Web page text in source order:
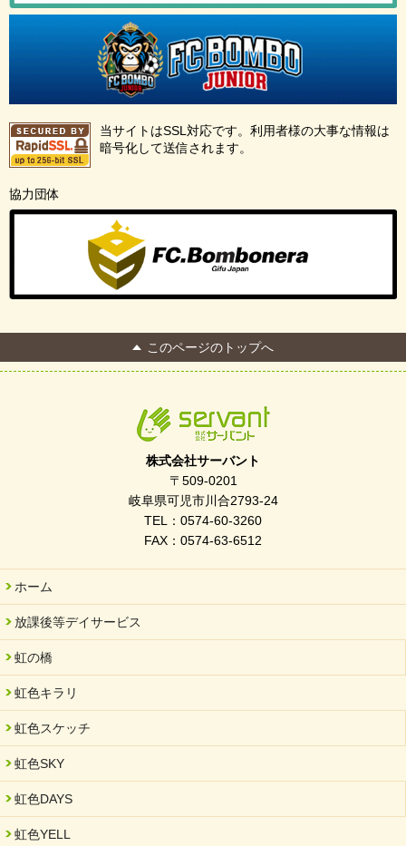
当サイトはSSL対応です。利用者様の大事な情報は
暗号化して送信されます。
協力団体
このページのトップへ
株式会社サーバント
〒509-0201
岐阜県可児市川合2793-24
TEL：0574-60-3260
FAX：0574-63-6512
ホーム
放課後等デイサービス
虹の橋
虹色キラリ
虹色スケッチ
虹色SKY
虹色DAYS
虹色YELL